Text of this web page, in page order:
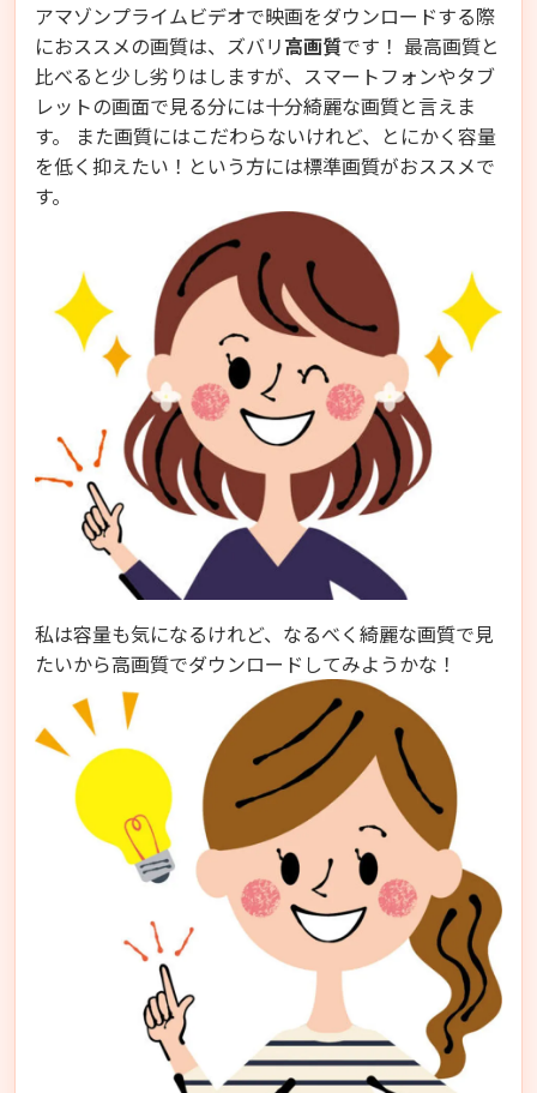
アマゾンプライムビデオで映画をダウンロードする際
におススメの画質は、ズバリ高画質です！ 最高画質と
比べると少し劣りはしますが、スマートフォンやタブ
レットの画面で見る分には十分綺麗な画質と言えま
す。 また画質にはこだわらないけれど、とにかく容量
を低く抑えたい！という方には標準画質がおススメで
す。
私は容量も気になるけれど、なるべく綺麗な画質で見
たいから高画質でダウンロードしてみようかな！